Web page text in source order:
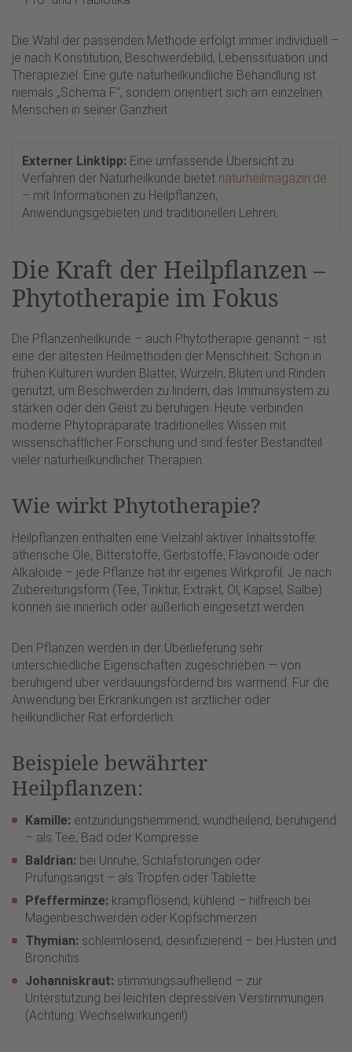
Die Wahl der passenden Methode erfolgt immer individuell –
je nach Konstitution, Beschwerdebild, Lebenssituation und
Therapieziel. Eine gute naturheilkundliche Behandlung ist
niemals „Schema F“, sondern orientiert sich am einzelnen
Menschen in seiner Ganzheit.
Externer Linktipp: Eine umfassende Übersicht zu
Verfahren der Naturheilkunde bietet naturheilmagazin.de
– mit Informationen zu Heilpflanzen,
Anwendungsgebieten und traditionellen Lehren.
Die Kraft der Heilpflanzen –
Phytotherapie im Fokus
Die Pflanzenheilkunde – auch Phytotherapie genannt – ist
eine der ältesten Heilmethoden der Menschheit. Schon in
frühen Kulturen wurden Blätter, Wurzeln, Blüten und Rinden
genutzt, um Beschwerden zu lindern, das Immunsystem zu
stärken oder den Geist zu beruhigen. Heute verbinden
moderne Phytopräparate traditionelles Wissen mit
wissenschaftlicher Forschung und sind fester Bestandteil
vieler naturheilkundlicher Therapien.
Wie wirkt Phytotherapie?
Heilpflanzen enthalten eine Vielzahl aktiver Inhaltsstoffe:
ätherische Öle, Bitterstoffe, Gerbstoffe, Flavonoide oder
Alkaloide – jede Pflanze hat ihr eigenes Wirkprofil. Je nach
Zubereitungsform (Tee, Tinktur, Extrakt, Öl, Kapsel, Salbe)
können sie innerlich oder äußerlich eingesetzt werden.
Den Pflanzen werden in der Überlieferung sehr
unterschiedliche Eigenschaften zugeschrieben — von
beruhigend über verdauungsfördernd bis wärmend. Für die
Anwendung bei Erkrankungen ist ärztlicher oder
heilkundlicher Rat erforderlich.
Beispiele bewährter
Heilpflanzen:
Kamille: entzündungshemmend, wundheilend, beruhigend
– als Tee, Bad oder Kompresse
Baldrian: bei Unruhe, Schlafstörungen oder
Prüfungsangst – als Tropfen oder Tablette
Pfefferminze: krampflösend, kühlend – hilfreich bei
Magenbeschwerden oder Kopfschmerzen
Thymian: schleimlösend, desinfizierend – bei Husten und
Bronchitis
Johanniskraut: stimmungsaufhellend – zur
Unterstützung bei leichten depressiven Verstimmungen
(Achtung: Wechselwirkungen!)